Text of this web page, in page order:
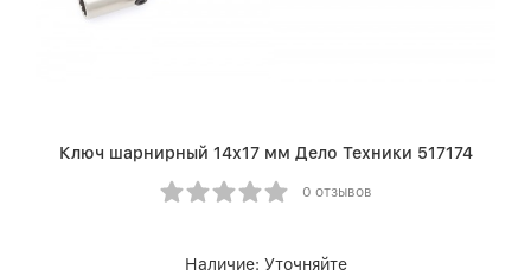
Ключ шарнирный 14х17 мм Дело Техники 517174
0 отзывов
Наличие: Уточняйте